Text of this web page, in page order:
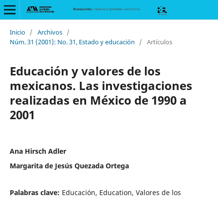
Inicio / Archivos /
Núm. 31 (2001): No. 31, Estado y educación
/ Artículos
Educación y valores de los
mexicanos. Las investigaciones
realizadas en México de 1990 a
2001
Ana Hirsch Adler
Margarita de Jesús Quezada Ortega
Palabras clave: Educación, Education, Valores de los